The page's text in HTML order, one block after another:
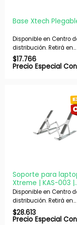
Base Xtech
Disponible en Centro
distribución. Retirá en
nuestras sucursales
hábiles. Si es con
$17.766
Precio Especial
Soporte para
Xtreme | KAS-003 |
aluminio plegable
15,6″
Disponible en Centro
distribución. Retirá en
nuestras sucursales
hábiles. Si es con
$28.613
Precio Especial